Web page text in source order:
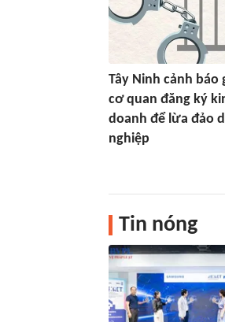
Tây Ninh cảnh báo
cơ quan đăng ký
doanh để lừa đảo
nghiệp
Tin nóng